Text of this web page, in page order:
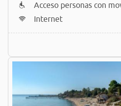
Acceso personas con
Internet